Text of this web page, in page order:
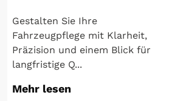
Gestalten Sie Ihre
Fahrzeugpflege mit Klarheit,
Präzision und einem Blick für
langfristige Q...
Mehr lesen